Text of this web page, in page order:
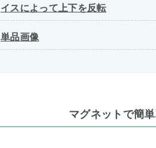
イスによって上下を反転
単品画像
マグネットで簡